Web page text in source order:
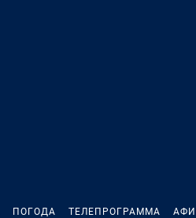
ПОГОДА ТЕЛЕПРОГРАММА